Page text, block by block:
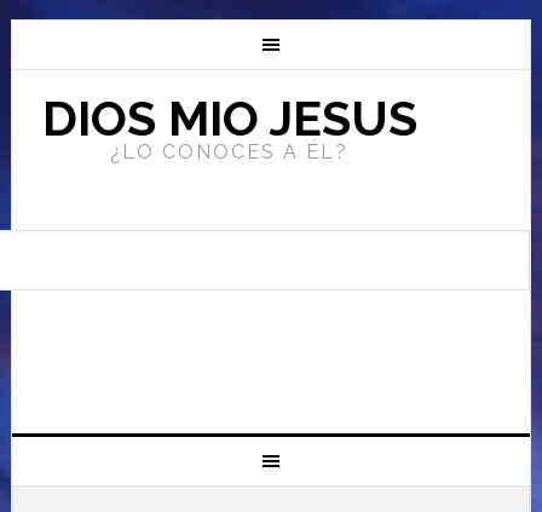
DIOS MIO JESUS
¿LO CONOCES A ÉL?